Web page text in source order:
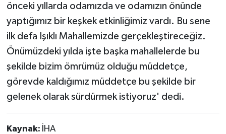
önceki yıllarda odamızda ve odamızın önünde
yaptığımız bir keşkek etkinliğimiz vardı. Bu sene
ilk defa Işıklı Mahallemizde gerçekleştireceğiz.
Önümüzdeki yılda işte başka mahallelerde bu
şekilde bizim ömrümüz olduğu müddetçe,
görevde kaldığımız müddetçe bu şekilde bir
gelenek olarak sürdürmek istiyoruz' dedi.
Kaynak: İHA